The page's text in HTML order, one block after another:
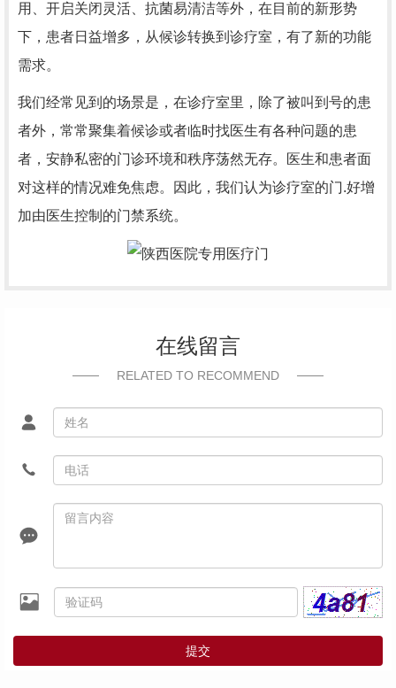
用、开启关闭灵活、抗菌易清洁等外，在目前的新形势
下，患者日益增多，从候诊转换到诊疗室，有了新的功能
需求。
我们经常见到的场景是，在诊疗室里，除了被叫到号的患
者外，常常聚集着候诊或者临时找医生有各种问题的患
者，安静私密的门诊环境和秩序荡然无存。医生和患者面
对这样的情况难免焦虑。因此，我们认为诊疗室的门.好增
加由医生控制的门禁系统。
在线留言
RELATED TO RECOMMEND
提交